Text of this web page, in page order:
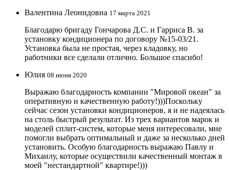
Валентина Леонидовна 17 марта 2021
Благодарю бригаду Гончарова Д.С. и Гарриса В. за
установку кондиционера по договору №15-03/21.
Установка была не простая, через кладовку, но
работники все сделали отлично. Большое спасибо!
Юлия 08 июня 2020
Выражаю благодарность компании "Мировой океан" за
оперативную и качественную работу!)))Поскольку
сейчас сезон установки кондиционеров, я и не надеялась
на столь быстрый результат. Из трех вариантов марок и
моделей сплит-систем, которые меня интересовали, мне
помогли выбрать оптимальный и даже за несколько дней
установить. Особую благодарность выражаю Павлу и
Михаилу, которые осуществили качественный монтаж в
моей "нестандартной" квартире!)))